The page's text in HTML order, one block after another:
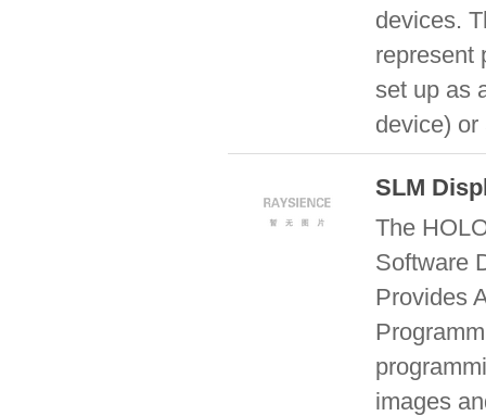
devices.
represent
set up as
device)
SLM
The
Software
Provides
images